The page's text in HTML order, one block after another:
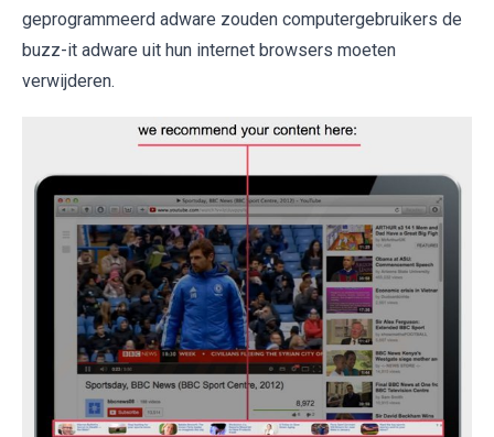
geprogrammeerd adware zouden computergebruikers de
buzz-it adware uit hun internet browsers moeten
verwijderen.